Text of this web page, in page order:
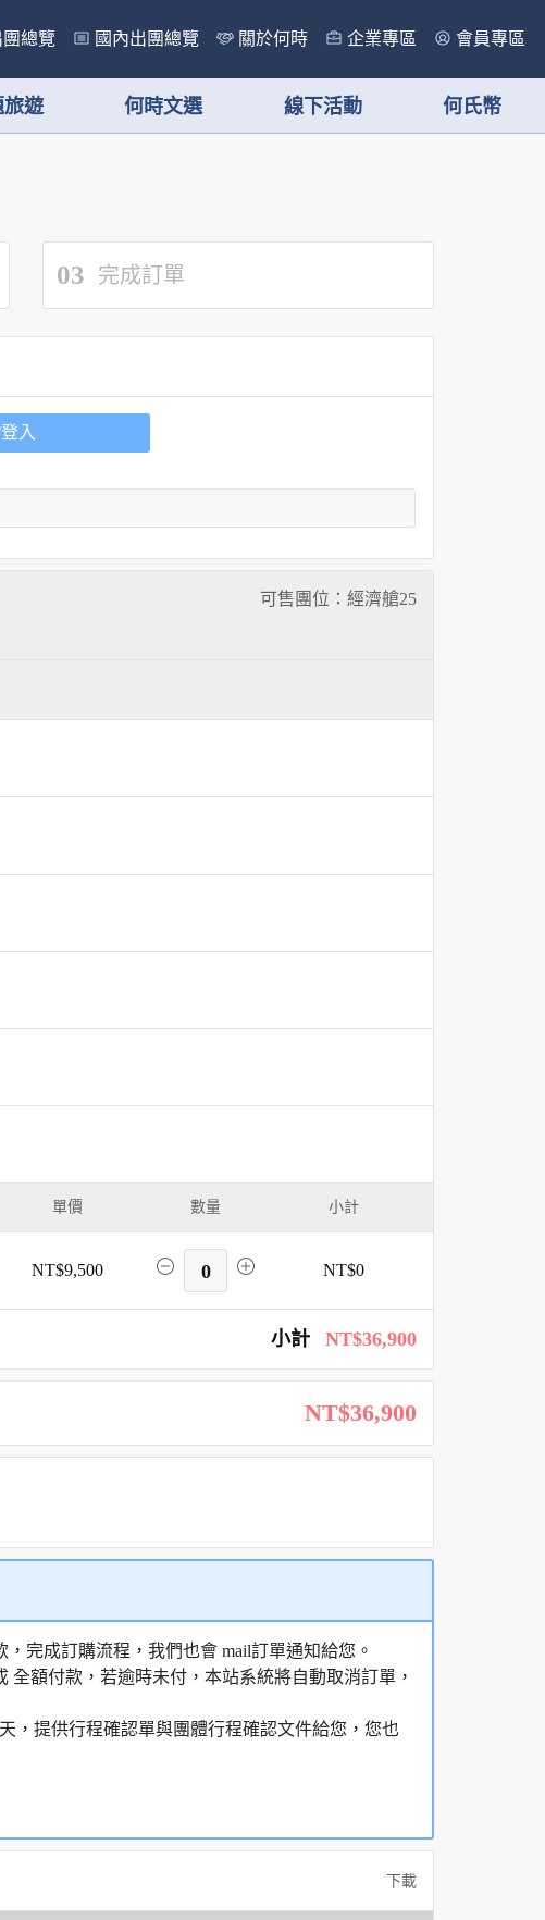
團總覽 國內出團總覽 關於何時 企業專區 會員專區
遊 何時文選 線下活動 何氏幣
03 完成訂單
入
可售團位：經濟艙25
單價 數量 小計
NT$9,500 0 NT$0
小計 NT$36,900
NT$36,900
完成訂購流程，我們也會 mail訂單通知給您。
額付款，若逾時未付，本站系統將自動取消訂單，
，提供行程確認單與團體行程確認文件給您，您也
下載